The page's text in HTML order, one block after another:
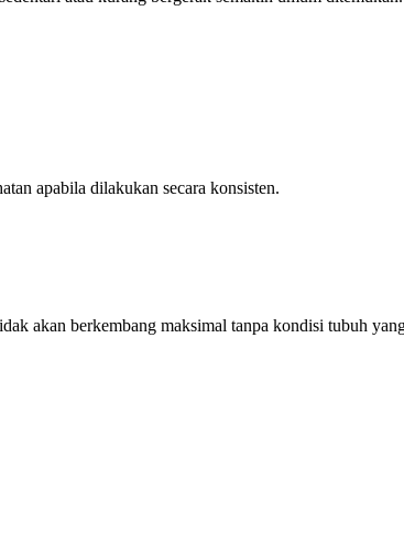
apabila dilakukan secara konsisten.
akan berkembang maksimal tanpa kondisi tubuh